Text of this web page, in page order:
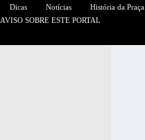
Dicas Notícias
História da
AVISO SOBRE ESTE PORTAL